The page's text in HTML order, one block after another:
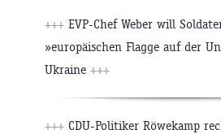
+++ EVP-Chef Weber will
»europäischen Flagge auf der
Ukraine +++
+++ CDU-Politiker Röwekamp